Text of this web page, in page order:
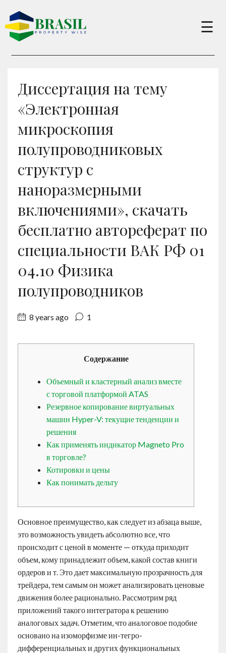
×
Sell
About
Services
Contact
☰
Диссертация на тему
«Электронная
микроскопия
полупроводниковых
структур с
наноразмерными
включениями», скачать
бесплатно автореферат по
специальности ВАК РФ 01
04.10 Физика
полупроводников
8 years ago 1
Содержание
Объемный и кластерный анализ вместе
с торговой платформой ATAS
Резервное копирование виртуальных
машин Hyper-V: текущие тенденции и
решения
Как применять индикатор Magneto Pro
в торговле?
Котировки и цены
Как понимать дельту
Основное преимущество, как следует из абзаца выше,
это возможность увидеть абсолютно все, что
происходит с ценой в моменте — откуда приходит
объем, кому принадлежит объем, какой состав книги
ордеров и т. Это дает максимальную прозрачность для
трейдера, тем самым он может анализировать ценовые
движения более рационально. Рассмотрим ряд
приложений такого интегратора к решению
аналоговых задач. Отметим, что аналоговое подобие
основано на изоморфизме ин-тегро-
дифференциальных и других функциональных